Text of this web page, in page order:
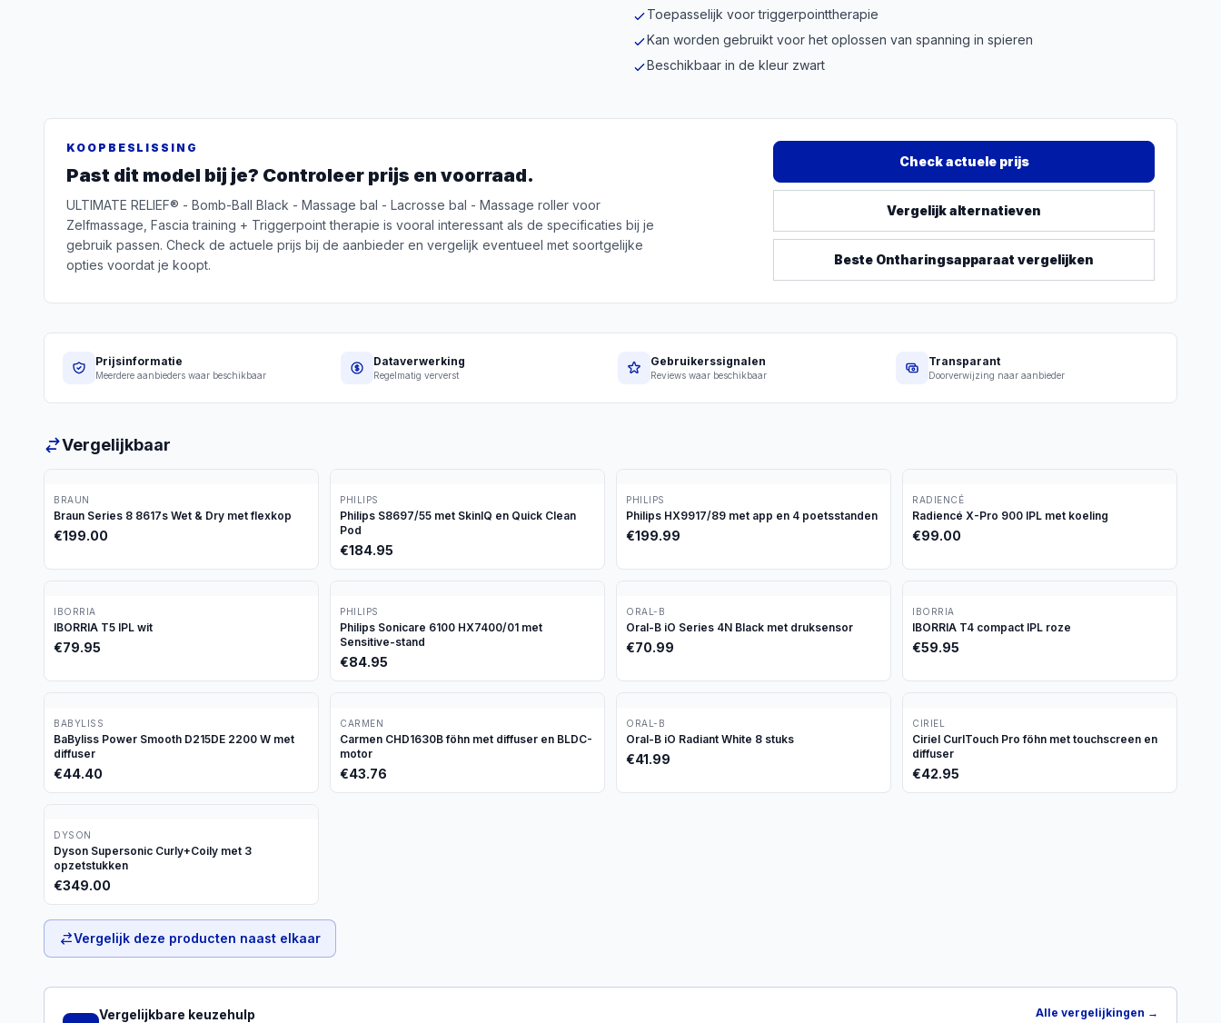
Toepasselijk voor triggerpointtherapie
Kan worden gebruikt voor het oplossen van spanning in spieren
Beschikbaar in de kleur zwart
KOOPBESLISSING
Past dit model bij je? Controleer prijs en voorraad.
ULTIMATE RELIEF® - Bomb-Ball Black - Massage bal - Lacrosse bal - Massage roller voor
Zelfmassage, Fascia training + Triggerpoint therapie is vooral interessant als de specificaties bij je
gebruik passen. Check de actuele prijs bij de aanbieder en vergelijk eventueel met soortgelijke
opties voordat je koopt.
Check actuele prijs
Vergelijk alternatieven
Beste Ontharingsapparaat vergelijken
Prijsinformatie
Meerdere aanbieders waar beschikbaar
Dataverwerking
Regelmatig ververst
Gebruikerssignalen
Reviews waar beschikbaar
Transparant
Doorverwijzing naar aanbieder
Vergelijkbaar
BRAUN
Braun Series 8 8617s Wet & Dry met flexkop
€199.00
PHILIPS
Philips S8697/55 met SkinIQ en Quick Clean
Pod
€184.95
PHILIPS
Philips HX9917/89 met app en 4 poetsstanden
€199.99
RADIENCÉ
Radiencé X-Pro 900 IPL met koeling
€99.00
IBORRIA
IBORRIA T5 IPL wit
€79.95
PHILIPS
Philips Sonicare 6100 HX7400/01 met
Sensitive-stand
€84.95
ORAL-B
Oral-B iO Series 4N Black met druksensor
€70.99
IBORRIA
IBORRIA T4 compact IPL roze
€59.95
BABYLISS
BaByliss Power Smooth D215DE 2200 W met
diffuser
€44.40
CARMEN
Carmen CHD1630B föhn met diffuser en BLDC-
motor
€43.76
ORAL-B
Oral-B iO Radiant White 8 stuks
€41.99
CIRIEL
Ciriel CurlTouch Pro föhn met touchscreen en
diffuser
€42.95
DYSON
Dyson Supersonic Curly+Coily met 3
opzetstukken
€349.00
Vergelijk deze producten naast elkaar
Vergelijkbare keuzehulp Alle vergelijkingen →